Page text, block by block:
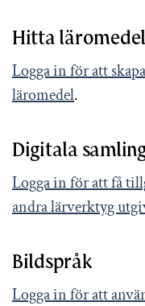
Hitta läromedel
Logga in för att
läromedel.
Digitala
Logga in för att få
andra lärverktyg
Bildspråk
Logga in för att